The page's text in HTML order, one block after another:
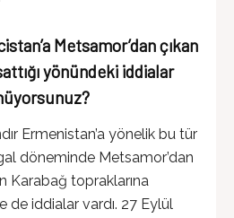
Metsamor’dan çıkan
yönündeki iddialar
Ermenistan’a yönelik bu tür
döneminde Metsamor’dan
Karabağ topraklarına
iddialar vardı. 27 Eylül